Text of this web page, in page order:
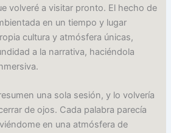
volveré a visitar pronto. El hecho de
en un tiempo y lugar
cultura y atmósfera únicas,
a la narrativa, haciéndola
una sola sesión, y lo volvería
de ojos. Cada palabra parecía
en una atmósfera de